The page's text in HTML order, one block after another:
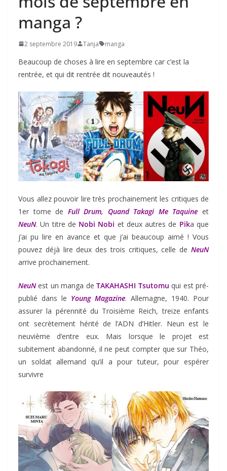
manga ?
2 septembre 2019 Tanja manga
Beaucoup de choses à lire en septembre car c’est la
rentrée, et qui dit rentrée dit nouveautés !
Vous allez pouvoir lire très prochainement les critiques de
1er tome de Full Drum, Quand Takagi Me Taquine et
NeuN. Un titre de Nobi Nobi et deux autres de Pika que
j’ai pu lire en avance et que j’ai beaucoup aimé ! Vous
pouvez déjà lire deux des trois critiques, celle de NeuN
arrive prochainement.
NeuNest un manga deTAKAHASHI Tsutomu qui est pré-
publié dans le Young Magazine. Allemagne, 1940. Pour
assurer la pérennité du Troisième Reich, treize enfants
ont secrètement hérité de l’ADN d’Hitler. Neun est le
neuvième d’entre eux. Mais lorsque le projet est
subitement abandonné, il ne peut compter que sur Théo,
un soldat allemand qu’il a pour tuteur, pour espérer
survivre